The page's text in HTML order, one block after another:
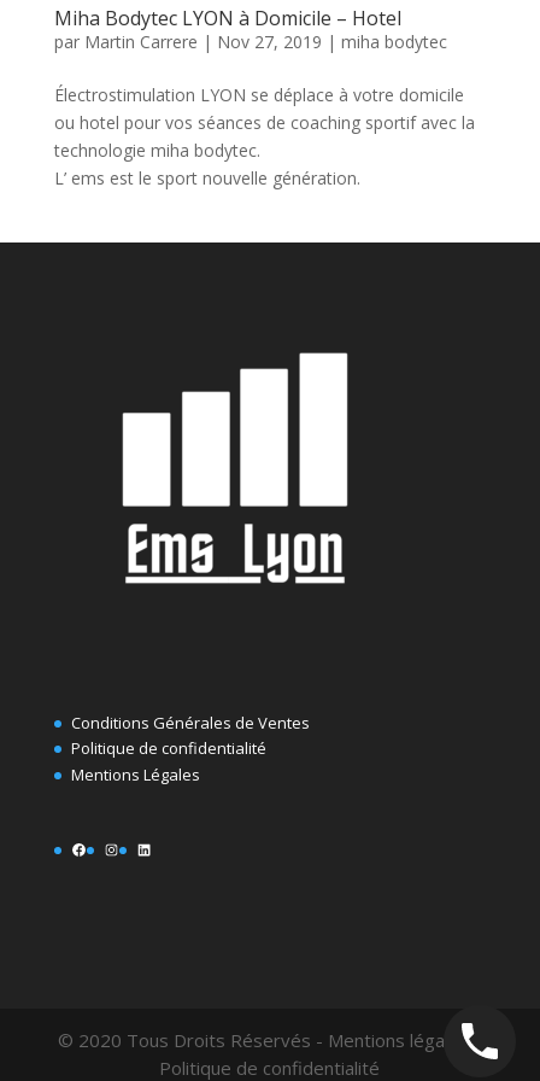
Miha Bodytec LYON à Domicile – Hotel
par Martin Carrere | Nov 27, 2019 | miha bodytec
Électrostimulation LYON se déplace à votre domicile
ou hotel pour vos séances de coaching sportif avec la
technologie miha bodytec.
L’ ems est le sport nouvelle génération.
Conditions Générales de Ventes
Politique de confidentialité
Mentions Légales
Facebook
Instagram
LinkedIn
© 2020 Tous Droits Réservés - Mentions légales -
Politique de confidentialité